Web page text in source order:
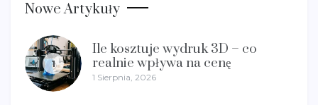
Nowe Artykuły
1
Ile kosztuje wydruk 3D – co
realnie wpływa na cenę
1 Sierpnia, 2026